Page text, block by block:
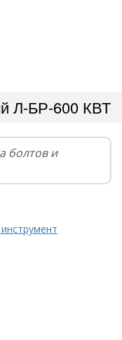
Л-БР-600 КВТ
болтов и